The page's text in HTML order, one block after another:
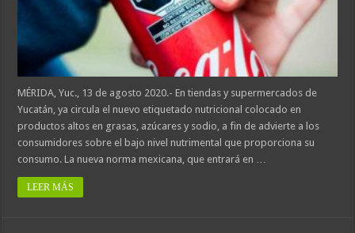
MÉRIDA, Yuc., 13 de agosto 2020.- En tiendas y supermercados de
Yucatán, ya circula el nuevo etiquetado nutricional colocado en
productos altos en grasas, azúcares y sodio, a fin de advierte a los
consumidores sobre el bajo nivel nutrimental que proporciona su
consumo. La nueva norma mexicana, que entrará en …
LEER MÁS